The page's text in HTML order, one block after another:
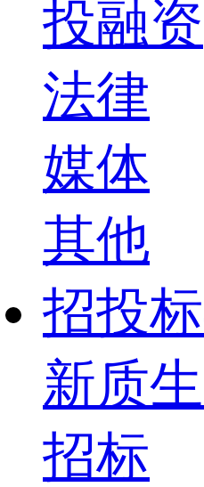
投融资
法律
媒体
其他
招投
新质
招标